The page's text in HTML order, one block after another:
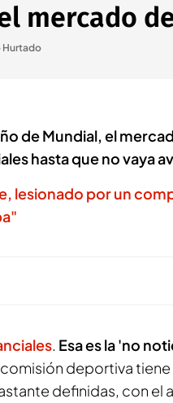
mercado
Hurtado
de Mundial, el
hasta que no vaya
lesionado por un
. Esa es la 'no
deportiva
definidas, con